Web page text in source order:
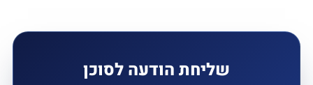
שליחת הודעה לסוכן